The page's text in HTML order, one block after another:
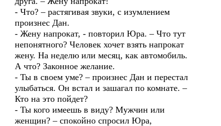
- Что? – растягивая звуки, с изумлением
произнес Дан.
- Жену напрокат, - повторил Юра. – Что тут
непонятного? Человек хочет взять напрокат
жену. На неделю или месяц, как автомобиль.
А что? Законное желание.
- Ты в своем уме? – произнес Дан и перестал
улыбаться. Он встал и зашагал по комнате. –
Кто на это пойдет?
- Ты кого имеешь в виду? Мужчин или
женщин? – спокойно спросил Юра,